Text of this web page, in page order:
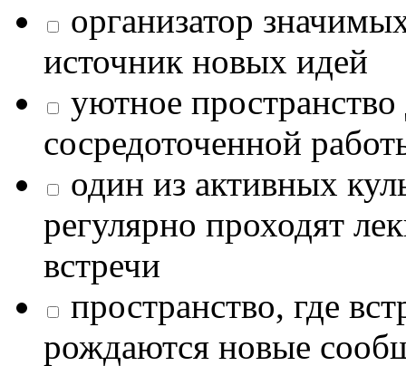
организатор
источник новых идей
уютное
сосредоточенной
один из активных
регулярно проходят
встречи
пространство, где
рождаются новые